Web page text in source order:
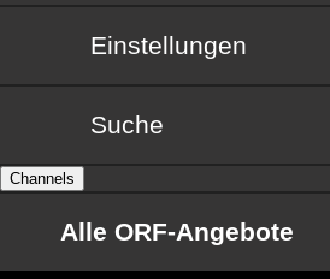
Einstellungen
Suche
Channels
Alle ORF-Angebote